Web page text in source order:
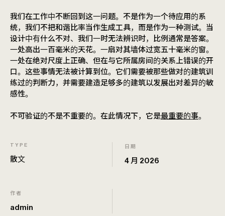
我们在工作中不断回到这一问题。不是作为一个待应用的系
统，我们不把和谐比率当作生成工具，而是作为一种测试。当
设计中有什么不对、我们一时无法辨识时，比例通常是答案。
一处高出一百毫米的天花。一扇对其墙体过宽五十毫米的窗。
一处在绝对尺度上正确、但在与它所属房间的关系上错误的开
口。这些事情无法被计算到位。它们需要被那些做对的建筑训
练过的判断力，并需要建造足够多的建筑以发展出对差异的敏
感性。
不可验证的不是不重要的。在此情况下，它是最重要的事。
TYPE
散文
日期
4 月 2026
作者
admin